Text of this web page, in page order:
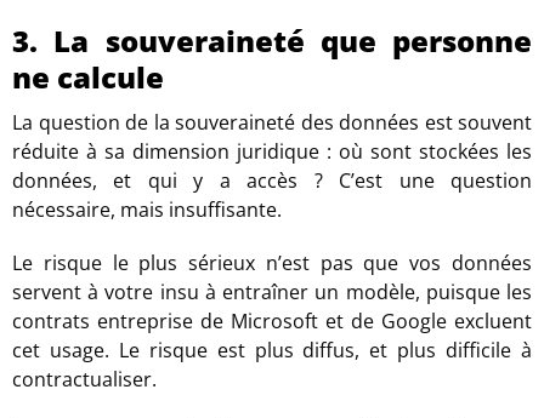
3. La souveraineté que personne
ne calcule
La question de la souveraineté des données est souvent
réduite à sa dimension juridique : où sont stockées les
données, et qui y a accès ? C’est une question
nécessaire, mais insuffisante.
Le risque le plus sérieux n’est pas que vos données
servent à votre insu à entraîner un modèle, puisque les
contrats entreprise de Microsoft et de Google excluent
cet usage. Le risque est plus diffus, et plus difficile à
contractualiser.